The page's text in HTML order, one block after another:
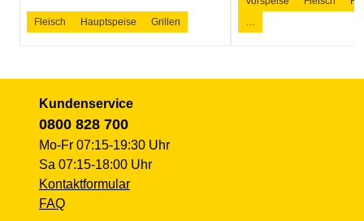
Fleisch Hauptspeise Grillen
…
Kundenservice
0800 828 700
Mo-Fr 07:15-19:30 Uhr
Sa 07:15-18:00 Uhr
Kontaktformular
FAQ